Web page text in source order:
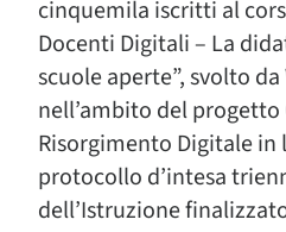
cinquemila iscritti al
Docenti Digitali – La
scuole aperte”, svolto
nell’ambito del
Risorgimento Digitale in
protocollo d’intesa
dell’Istruzione